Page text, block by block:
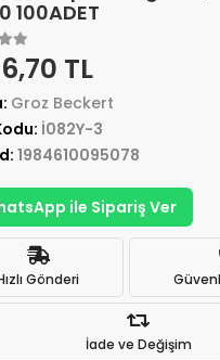
100ADET
TL
Groz Beckert
İ082Y-3
1984610095078
ile Sipariş Ver
Gönderi
İade ve Değişim